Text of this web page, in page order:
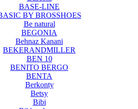
BASE-LINE
BY BROSSHOES
Be natural
BEGONIA
Behnaz Kanani
BEKERANDMILLER
BEN 10
BENITO BERGO
BENTA
Berkonty
Betsy
Bibi